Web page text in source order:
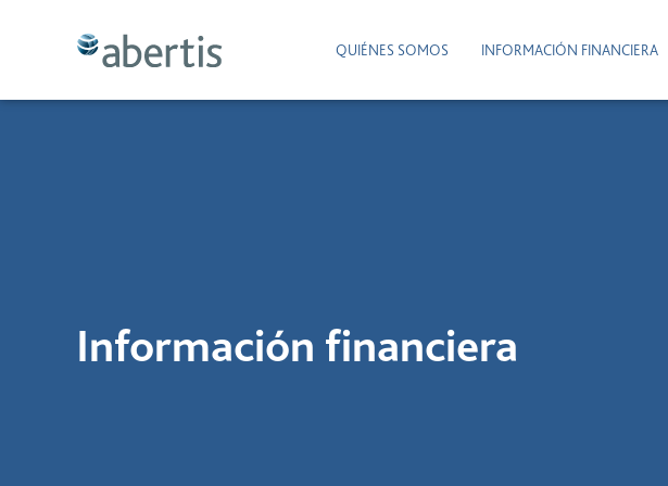
QUIÉNES SOMOS INFORMACIÓN FINANCIERA
Información financiera